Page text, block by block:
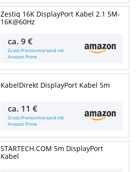
Zestiq 16K DisplayPort Kabel 2.1 5M-
16K@60Hz
ca.9 €
Gratis Premiumversand mit
Amazon Prime
KabelDirekt DisplayPort Kabel 5m
ca. 11 €
Gratis Premiumversand mit
Amazon Prime
STARTECH.COM 5m DisplayPort
Kabel